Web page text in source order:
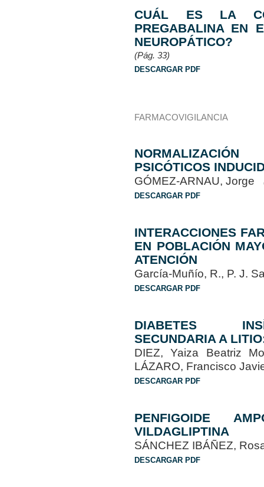
CUÁL ES LA
PREGABALINA EN
NEUROPÁTICO?
(Pág. 33)
DESCARGAR PDF
FARMACOVIGILANCIA
PSICÓTICOS
GÓMEZ-ARNAU, Jorge
DESCARGAR PDF
INTERACCIONES
EN POBLACIÓN
ATENCIÓN
García-Muñío, R., P. J.
DESCARGAR PDF
DIABETES
SECUNDARIA A
DIEZ, Yaiza Beatriz
LÁZARO, Francisco
DESCARGAR PDF
PENFIGOIDE
VILDAGLIPTINA
SÁNCHEZ IBÁÑEZ,
DESCARGAR PDF